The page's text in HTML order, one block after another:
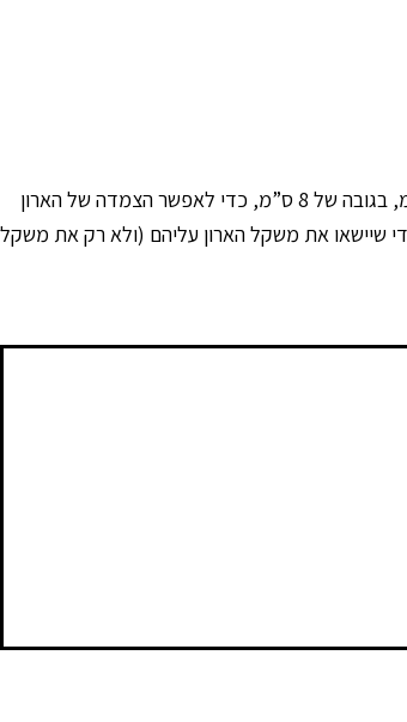
כדאי לתכנן לארון גם סוקל (צוקל): תיבה המשמשת כבסיס לארון ומרימה אותו מעל גובה הרצפה. נהוג לתכנן את הסוקל בעומק שהוא פחות מן הארון בכ 3 ס”מ, בגובה של 8 ס”מ, כדי לאפשר הצמדה של הארון
שיישאו את משקל הארון עליהם (ולא רק את משקל